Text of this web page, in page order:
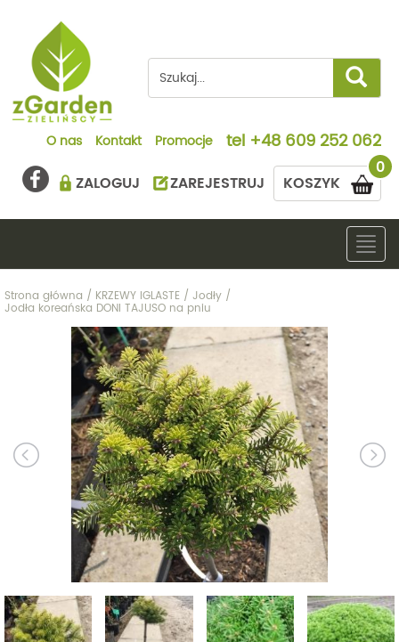
O nas Kontakt Promocje tel +48 609 252 062
0
KOSZYK
ZALOGUJ ZAREJESTRUJ
Strona główna / KRZEWY IGLASTE / Jodły /
Jodła koreańska DONI TAJUSO na pniu